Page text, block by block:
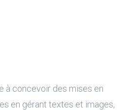
à concevoir des mises en
en gérant textes et images,